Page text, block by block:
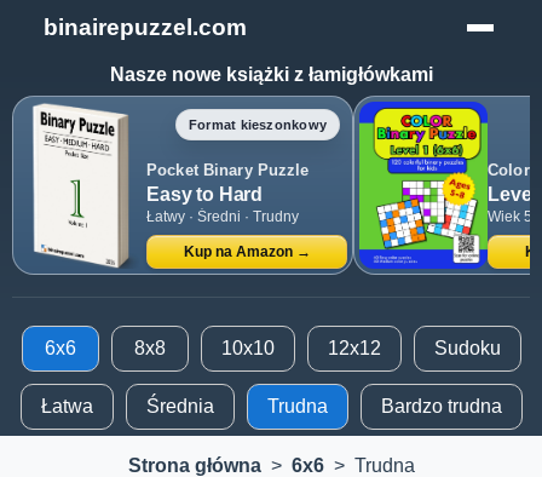
binairepuzzel.com
Nasze nowe książki z łamigłówkami
Format kieszonkowy
Pocket Binary Puzzle
Easy to Hard
Łatwy · Średni · Trudny
Kup na Amazon →
Color
Level
Wiek
6x6 8x8 10x10 12x12 Sudoku
Łatwa Średnia Trudna Bardzo trudna
Strona główna > 6x6 > Trudna